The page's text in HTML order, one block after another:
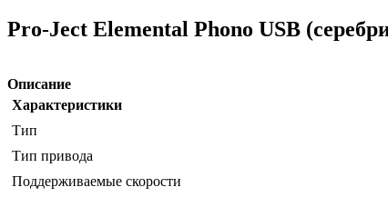
Pro-Ject Elemental Phono USB
Описание
Характеристики
Тип
Тип привода
Поддерживаемые скорости